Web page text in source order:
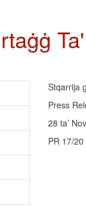
Stqarrija
Press
28 ta’
PR 17/20